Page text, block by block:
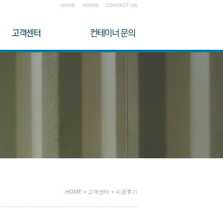
HOME ADMIN CONTACT US
HOME > 고객센터 > 시공후기